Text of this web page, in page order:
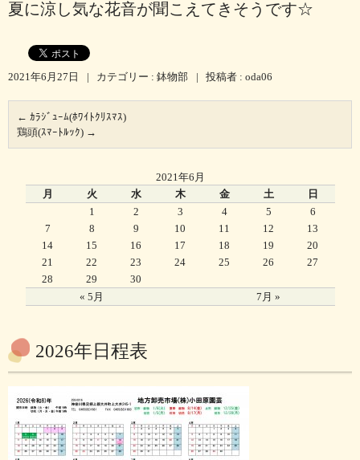
夏に涼し気な花音が聞こえてきそうです☆
2021年6月27日 | カテゴリー : 鉢物部 | 投稿者 : oda06
← ｶﾗｼﾞｭｰﾑ(ﾎﾜｲﾄｸﾘｽﾏｽ)
鶏頭(ｽﾏｰﾄﾙｯｸ) →
2021年6月
月
火 水 木 金 土 日
« 5月 7月 »
1 2 3 4 5
6
7
8 9 10 11 12
13
14
15 16 17 18 19
20
21
22 23 24 25 26
27
28
29 30
2026年日程表